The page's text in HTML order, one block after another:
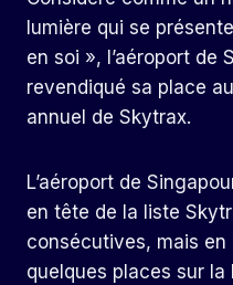
lumière qui se
en soi », l’aéroport de
revendiqué sa place
annuel de Skytrax.
L’aéroport de
en tête de la liste
consécutives, mais en
quelques places sur